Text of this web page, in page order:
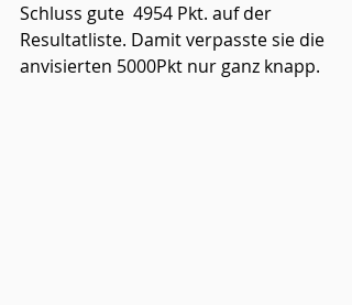
Schluss gute  4954 Pkt. auf der
Resultatliste. Damit verpasste sie die
anvisierten 5000Pkt nur ganz knapp.